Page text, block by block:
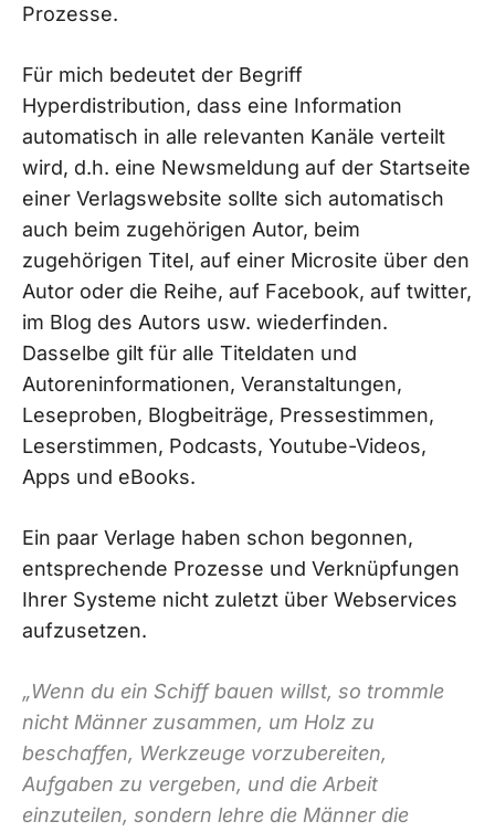
Prozesse.
Für mich bedeutet der Begriff
Hyperdistribution, dass eine Information
automatisch in alle relevanten Kanäle verteilt
wird, d.h. eine Newsmeldung auf der Startseite
einer Verlagswebsite sollte sich automatisch
auch beim zugehörigen Autor, beim
zugehörigen Titel, auf einer Microsite über den
Autor oder die Reihe, auf Facebook, auf twitter,
im Blog des Autors usw. wiederfinden.
Dasselbe gilt für alle Titeldaten und
Autoreninformationen, Veranstaltungen,
Leseproben, Blogbeiträge, Pressestimmen,
Leserstimmen, Podcasts, Youtube-Videos,
Apps und eBooks.
Ein paar Verlage haben schon begonnen,
entsprechende Prozesse und Verknüpfungen
Ihrer Systeme nicht zuletzt über Webservices
aufzusetzen.
„Wenn du ein Schiff bauen willst, so trommle
nicht Männer zusammen, um Holz zu
beschaffen, Werkzeuge vorzubereiten,
Aufgaben zu vergeben, und die Arbeit
einzuteilen, sondern lehre die Männer die